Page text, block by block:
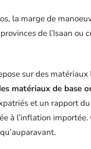
la marge de
de l’Isaan
sur des
matériaux de base
et un rapport
à l’inflation